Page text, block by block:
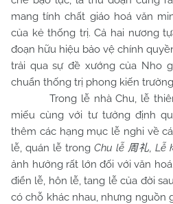
mang tính chất giáo hoá văn
của kẻ thống trị. Cả hai nương
đoạn hữu hiệu bảo vệ chính
trải qua sự đề xướng của Nho
chuẩn thống trị phong kiến
Trong lễ nhà Chu, lễ thiên
miếu cùng với tư tưởng định
thêm các hạng mục lễ nghi về
lễ, quán lễ trong Chu lễ 周礼, Lễ
ảnh hưởng rất lớn đối với văn
điển lễ, hôn lễ, tang lễ của đời
có chỗ khác nhau, nhưng nguồn